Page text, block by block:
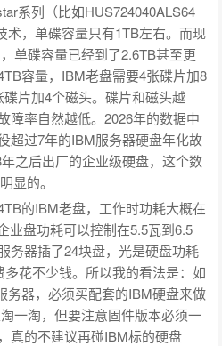
系列（比如HUS724040ALS64
术，单碟容量只有1TB左右。而现
单碟容量已经到了2.6TB甚至更
容量，IBM老盘需要4张碟片加8
片加4个磁头。碟片和磁头越
障率自然越低。2026年的数据中
超过7年的IBM服务器硬盘年化故
之后出厂的企业级硬盘，这个数
显的。
的IBM老盘，工作时功耗大概在
业盘功耗可以控制在5.5瓦到6.5
务器插了24块盘，光是硬盘功耗
花不少钱。所以我的看法是：如
务器，必须买配套的IBM硬盘来做
一淘，但要注意固件版本必须一
真的不建议再碰IBM标的硬盘